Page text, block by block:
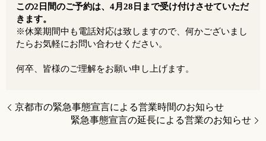
この2日間のご予約は、4月28日まで受け付けさせていただ
きます。
※休業期間中も電話対応は致しますので、何かございまし
たらお気軽にお問い合わせください。
何卒、皆様のご理解をお願い申し上げます。
京都市の緊急事態宣言による営業時間のお知らせ
緊急事態宣言の延長による営業のお知らせ